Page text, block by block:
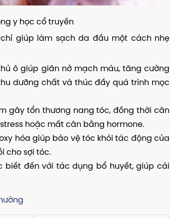
y học cổ truyền
giúp làm sạch da đầu một cách nhẹ
ô giúp giãn nở mạch máu, tăng cường
dưỡng chất và thúc đẩy quá trình mọc
gây tổn thương nang tóc, đồng thời cân
hoặc mất cân bằng hormone.
hóa giúp bảo vệ tóc khỏi tác động của
cho sợi tóc.
biết đến với tác dụng bổ huyết, giúp cải